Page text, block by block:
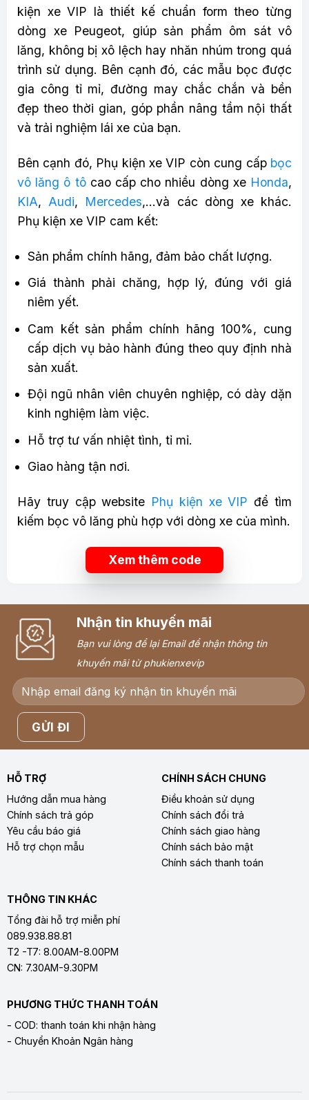
kiện xe VIP là thiết kế chuẩn form theo từng
dòng xe Peugeot, giúp sản phẩm ôm sát vô
lăng, không bị xô lệch hay nhăn nhúm trong quá
trình sử dụng. Bên cạnh đó, các mẫu bọc được
gia công tỉ mỉ, đường may chắc chắn và bền
đẹp theo thời gian, góp phần nâng tầm nội thất
và trải nghiệm lái xe của bạn.
Bên cạnh đó, Phụ kiện xe VIP còn cung cấp bọc
vô lăng ô tôcao cấp cho nhiều dòng xe Honda,
KIA, Audi, Mercedes,…và các dòng xe khác.
Phụ kiện xe VIP cam kết:
Sản phẩm chính hãng, đảm bảo chất lượng.
Giá thành phải chăng, hợp lý, đúng với giá
niêm yết.
Cam kết sản phẩm chính hãng 100%, cung
cấp dịch vụ bảo hành đúng theo quy định nhà
sản xuất.
Đội ngũ nhân viên chuyên nghiệp, có dày dặn
kinh nghiệm làm việc.
Hỗ trợ tư vấn nhiệt tình, tỉ mỉ.
Giao hàng tận nơi.
Hãy truy cập website Phụ kiện xe VIP để tìm
kiếm bọc vô lăng phù hợp với dòng xe của mình.
Xem thêm code
Nhận tin khuyến mãi
Bạn vui lòng để lại Email để nhận thông tin
khuyến mãi từ phukienxevip
HỖ TRỢ
Hướng dẫn mua hàng
Chính sách trả góp
Yêu cầu báo giá
Hỗ trợ chọn mẫu
CHÍNH SÁCH CHUNG
Điều khoản sử dụng
Chính sách đổi trả
Chính sách giao hàng
Chính sách bảo mật
Chính sách thanh toán
THÔNG TIN KHÁC
Tổng đài hỗ trợ miễn phí
089.938.88.81
T2 -T7: 8.00AM-8.00PM
CN: 7.30AM-9.30PM
PHƯƠNG THỨC THANH TOÁN
- COD: thanh toán khi nhận hàng
- Chuyển Khoản Ngân hàng